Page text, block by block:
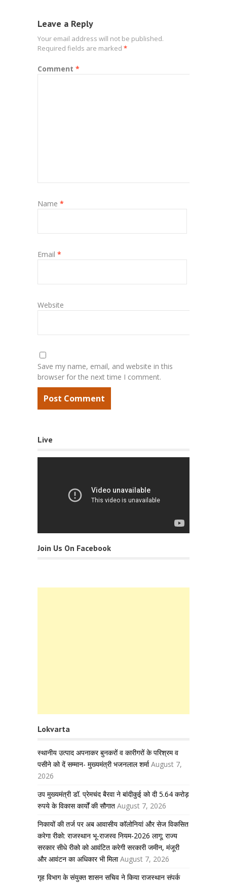
Leave a Reply
Your email address will not be published.
Required fields are marked *
Comment *
Name *
Email *
Website
Save my name, email, and website in this
browser for the next time I comment.
Live
Join Us On Facebook
Lokvarta
स्थानीय उत्पाद अपनाकर बुनकरों व कारीगरों के परिश्रम व
पसीने को दें सम्मान- मुख्यमंत्री भजनलाल शर्मा August 7,
2026
उप मुख्यमंत्री डॉ. प्रेमचंद बैरवा ने बांदीकुई को दी 5.64 करोड़
रुपये के विकास कार्यों की सौगात August 7, 2026
निकायों की तर्ज पर अब आवासीय कॉलोनियां और सेज विकसित
करेगा रीको: राजस्थान भू-राजस्व नियम-2026 लागू; राज्य
सरकार सीधे रीको को आवंटित करेगी सरकारी जमीन, मंजूरी
और आवंटन का अधिकार भी मिला August 7, 2026
गृह विभाग के संयुक्त शासन सचिव ने किया राजस्थान संपर्क